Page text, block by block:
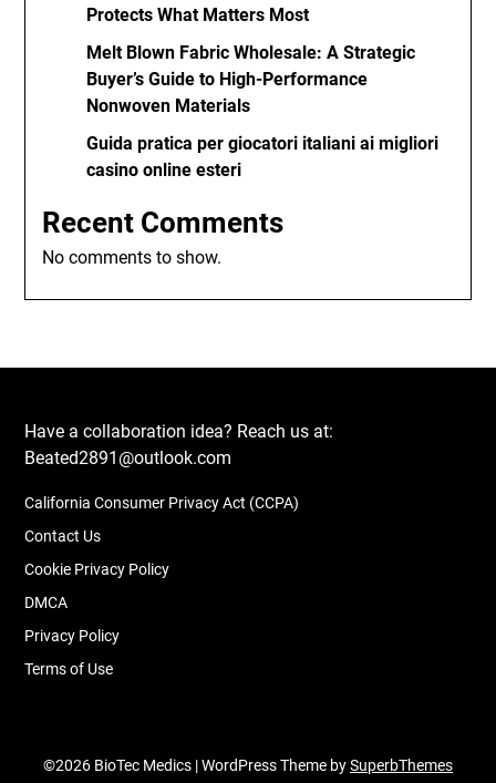
Protects What Matters Most
Melt Blown Fabric Wholesale: A Strategic
Buyer’s Guide to High-Performance
Nonwoven Materials
Guida pratica per giocatori italiani ai migliori
casino online esteri
Recent Comments
No comments to show.
Have a collaboration idea? Reach us at:
Beated2891@outlook.com
California Consumer Privacy Act (CCPA)
Contact Us
Cookie Privacy Policy
DMCA
Privacy Policy
Terms of Use
©2026 BioTec Medics | WordPress Theme bySuperbThemes